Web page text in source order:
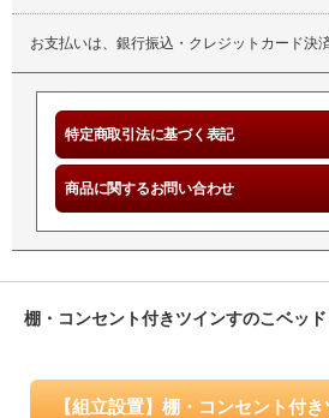
お支払いは、銀行振込・クレジットカード決
特定商取引法に基づく表記
商品に関するお問い合わせ
棚・コンセント付きツインすのこベッ
【組立設置】棚・コンセント付